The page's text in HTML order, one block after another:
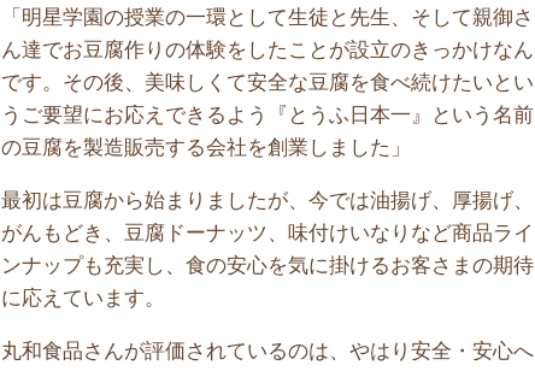
「明星学園の授業の一環として生徒と先生、そして親御さ
ん達でお豆腐作りの体験をしたことが設立のきっかけなん
です。その後、美味しくて安全な豆腐を食べ続けたいとい
うご要望にお応えできるよう『とうふ日本一』という名前
の豆腐を製造販売する会社を創業しました」
最初は豆腐から始まりましたが、今では油揚げ、厚揚げ、
がんもどき、豆腐ドーナッツ、味付けいなりなど商品ライ
ンナップも充実し、食の安心を気に掛けるお客さまの期待
に応えています。
丸和食品さんが評価されているのは、やはり安全・安心へ